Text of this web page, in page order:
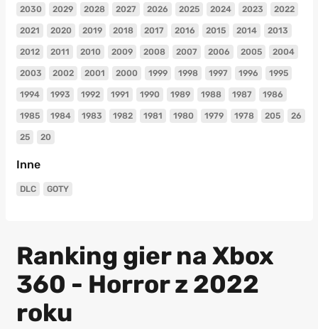
2030 2029 2028 2027 2026 2025 2024 2023 2022
2021 2020 2019 2018 2017 2016 2015 2014 2013
2012 2011 2010 2009 2008 2007 2006 2005 2004
2003 2002 2001 2000 1999 1998 1997 1996 1995
1994 1993 1992 1991 1990 1989 1988 1987 1986
1985 1984 1983 1982 1981 1980 1979 1978 205 26
25 20
Inne
DLC GOTY
Ranking gier na Xbox
360 - Horror z 2022
roku